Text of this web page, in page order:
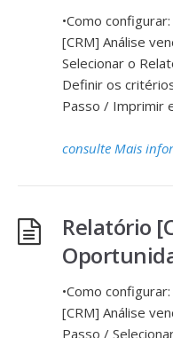
•Como
[CRM] Análise
Selecionar o
Definir os
Passo / Imprimir
consulte Mais
Relatório
•Como
[CRM] Análise
Passo /